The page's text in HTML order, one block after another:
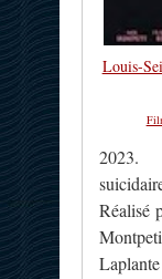
Louis-
2023.
Réalisé
Laplante